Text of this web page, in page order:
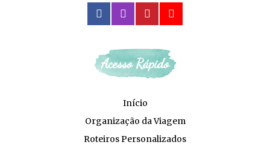
Acesso Rápido
Início
Organização da Viagem
Roteiros Personalizados